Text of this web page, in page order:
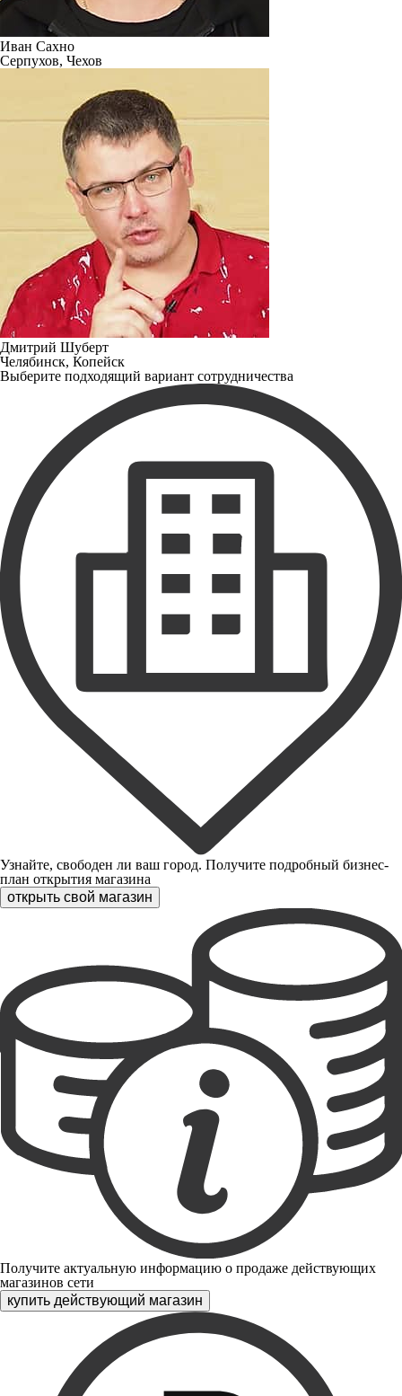
Иван Сахно
Серпухов, Чехов
Дмитрий Шуберт
Челябинск, Копейск
Выберите подходящий вариант сотрудничества
Узнайте, свободен ли ваш город. Получите подробный бизнес-
план открытия магазина
открыть свой магазин
Получите актуальную информацию о продаже действующих
магазинов сети
купить действующий магазин